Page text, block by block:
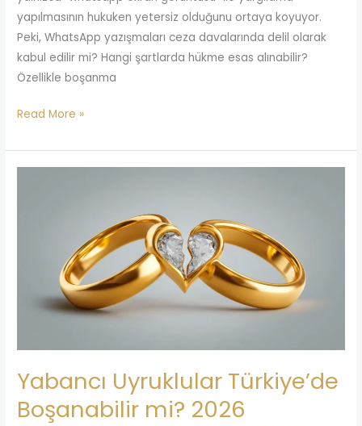
yapılmasının hukuken yetersiz olduğunu ortaya koyuyor.
Peki, WhatsApp yazışmaları ceza davalarında delil olarak
kabul edilir mi? Hangi şartlarda hükme esas alınabilir?
Özellikle boşanma
Read More »
Yabancı Uyruklular Türkiye’de
Boşanabilir mi? 2026